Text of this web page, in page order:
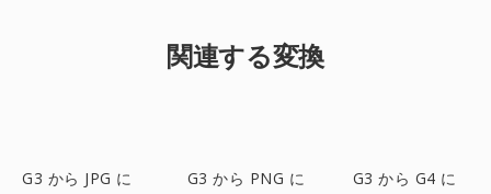
関連する変換
G3 から JPG に G3 から PNG に G3 から G4 に